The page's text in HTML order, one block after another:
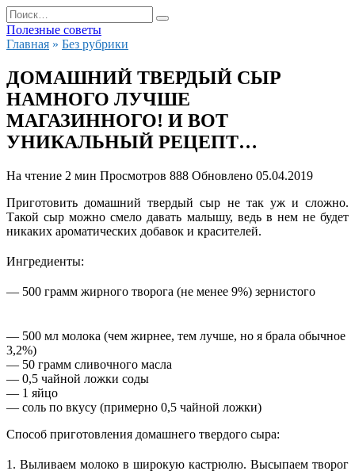
Перейти
к
содержанию
Search
for:
Полезные советы
Главная » Без рубрики
ДОМАШНИЙ ТВЕРДЫЙ СЫР
НАМНОГО ЛУЧШЕ
МАГАЗИННОГО! И ВОТ
УНИКАЛЬНЫЙ РЕЦЕПТ…
На чтение 2 мин Просмотров 888 Обновлено 05.04.2019
Приготовить домашний твердый сыр не так уж и сложно.
Такой сыр можно смело давать малышу, ведь в нем не будет
никаких ароматических добавок и красителей.
Ингредиенты:
— 500 грамм жирного творога (не менее 9%) зернистого
— 500 мл молока (чем жирнее, тем лучше, но я брала обычное
3,2%)
— 50 грамм сливочного масла
— 0,5 чайной ложки соды
— 1 яйцо
— соль по вкусу (примерно 0,5 чайной ложки)
Способ приготовления домашнего твердого сыра:
1. Выливаем молоко в широкую кастрюлю. Высыпаем творог